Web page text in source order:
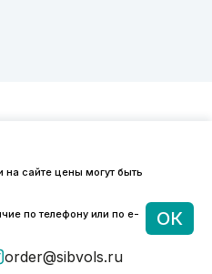
на сайте цены могут быть
по телефону или по e-
order@sibvols.ru
ОК
и оплата